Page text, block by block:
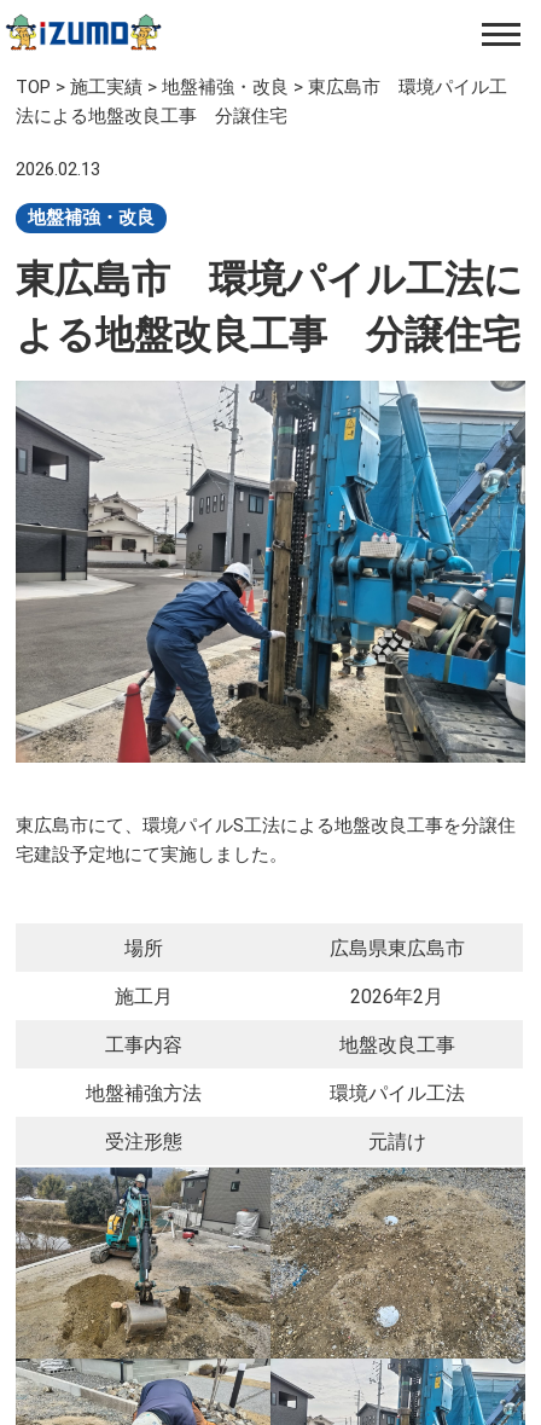
TOP >施工実績 >地盤補強・改良​ >東広島市 環境パイル工
法による地盤改良工事 分譲住宅
2026.02.13
地盤補強・改良​
東広島市 環境パイル工法に
よる地盤改良工事 分譲住宅
東広島市にて、環境パイルS工法による地盤改良工事を分譲住
宅建設予定地にて実施しました。
場所 広島県東広島市
施工月 2026年2月
工事内容 地盤改良工事
地盤補強方法 環境パイル工法
受注形態 元請け